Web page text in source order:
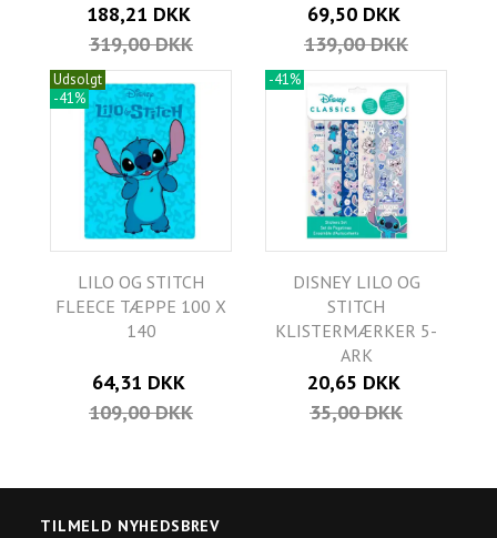
188,21 DKK
319,00 DKK
69,50 DKK
139,00 DKK
Udsolgt
-41%
LILO OG STITCH
FLEECE TÆPPE 100 X
140
64,31 DKK
109,00 DKK
-41%
DISNEY LILO OG
STITCH
KLISTERMÆRKER 5-
ARK
20,65 DKK
35,00 DKK
TILMELD NYHEDSBREV